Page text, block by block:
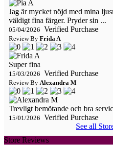
Jag är mycket nöjd med mina
väldigt fina färger. Pryder sin ...
05/04/2026 Verified Purchase
Review By Frida A
Super fina
15/03/2026 Verified Purchase
Review By Alexandra M
Trevligt bemötande och bra
15/01/2026 Verified Purchase
See all
Store Reviews